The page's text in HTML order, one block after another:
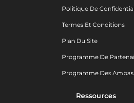
Politique De
Termes Et Conditions
Plan Du Site
Programme De
Programme Des
Ressources